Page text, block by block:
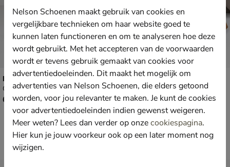
Nelson
Gevoerde boots - zwart
€ 69,99
69,99
Nelson
Gevoerde boots - cognac
van € 69,99 voor € 48,99
69,99 48, 99
Nelson Schoenen maakt gebruik van cookies en
vergelijkbare technieken om haar website goed te
kunnen laten functioneren en om te analyseren hoe deze
wordt gebruikt. Met het accepteren van de voorwaarden
wordt er tevens gebruik gemaakt van cookies voor
advertentiedoeleinden. Dit maakt het mogelijk om
advertenties van Nelson Schoenen, die elders getoond
worden, voor jou relevanter te maken. Je kunt de cookies
voor advertentiedoeleinden indien gewenst weigeren.
Meer weten? Lees dan verder op onzecookiespagina.
Hier kun je jouw voorkeur ook op een later moment nog
wijzigen.